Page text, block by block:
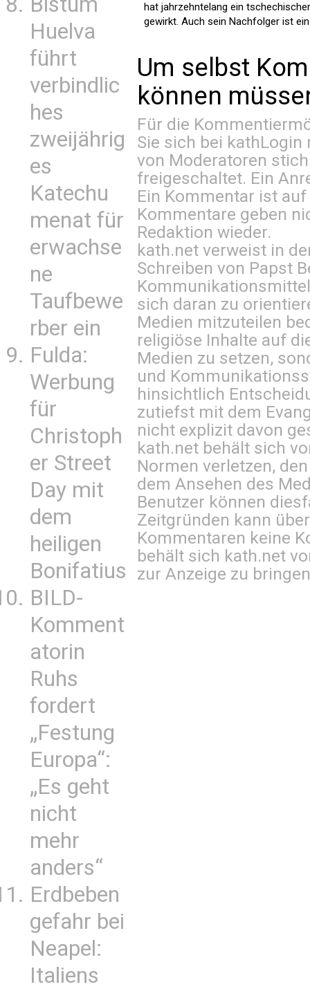
Huelva
führt
verbindlic
hes
zweijährig
es
Katechu
menat für
erwachse
ne
Taufbewe
rber ein
Fulda:
Werbung
für
Christoph
er Street
Day mit
dem
heiligen
Bonifatius
BILD-
Komment
atorin
Ruhs
fordert
„Festung
Europa“:
„Es geht
nicht
mehr
anders“
Erdbeben
gefahr bei
Neapel:
Italiens
hat jahrzehntelang ein
gewirkt. Auch sein Nachfolger ist
Um selbst
können
Für die
Sie sich bei kathLogin
von Moderatoren
freigeschaltet. Ein
Ein Kommentar ist
Kommentare geben
Redaktion wieder.
kath.net verweist in
Schreiben von Papst
sich daran zu
Medien mitzuteilen
religiöse Inhalte auf
Medien zu setzen,
und
hinsichtlich
zutiefst mit dem
nicht explizit davon
kath.net behält sich
Normen verletzen,
dem Ansehen des
Benutzer können
Zeitgründen kann
Kommentaren keine
behält sich kath.net
zur Anzeige zu